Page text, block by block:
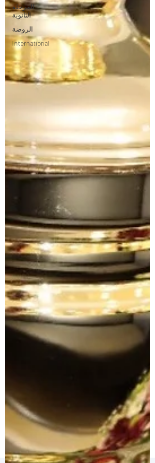
المرحلة
الثانوية
الروضة
International